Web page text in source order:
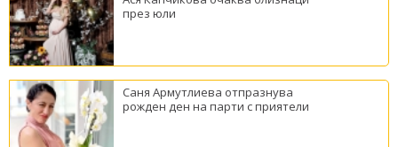
през юли
Саня Армутлиева отпразнува
рожден ден на парти с приятели